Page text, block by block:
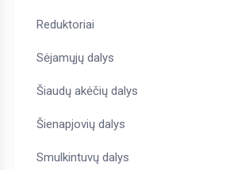
Reduktoriai
Sėjamųjų dalys
Šiaudų akėčių dalys
Šienapjovių dalys
Smulkintuvų dalys